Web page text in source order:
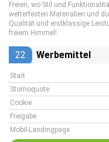
Freien, wo Stil und
wetterfesten Materialien und
Qualität und erstklassige
freiem Himmel!
22 Werbemittel
Start
Stornoquote
Cookie
Freigabe
Mobil-Landingpage